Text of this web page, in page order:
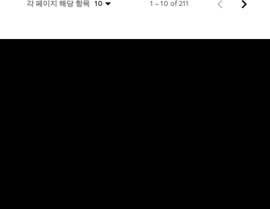
각 페이지 해당 항목 10 1 – 10 of 211